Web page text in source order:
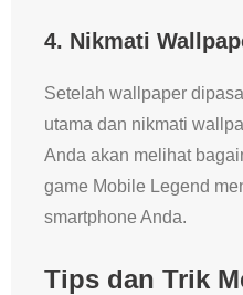
4. Nikmati
Setelah wallpaper
utama dan nikmati
Anda akan melihat
game Mobile Legend
smartphone Anda.
Tips dan Trik